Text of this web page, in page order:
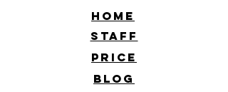
​HOME
​STAFF
​PRICE
​BLOG